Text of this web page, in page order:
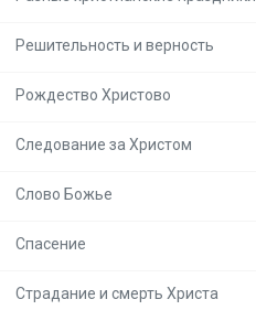
Решительность и верность
Рождество Христово
Следование за Христом
Слово Божье
Спасение
Страдание и смерть Христа